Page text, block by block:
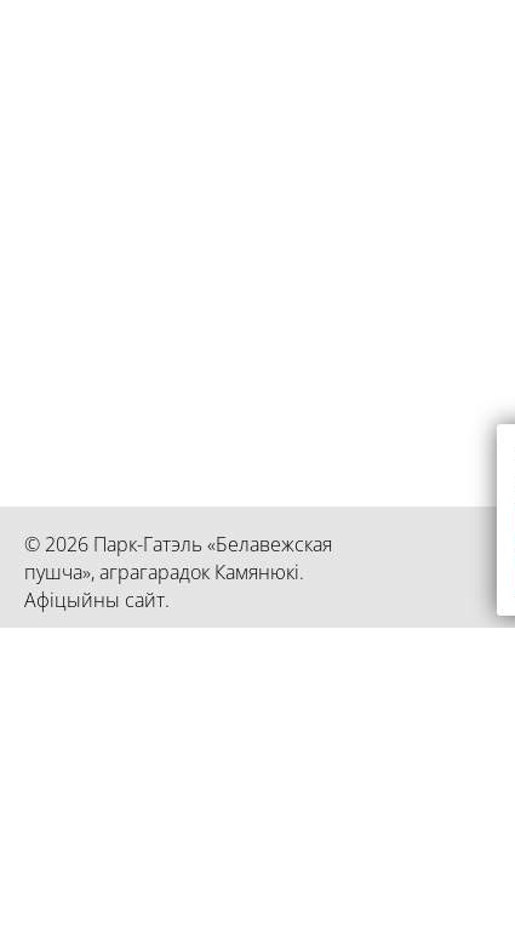
© 2026 Парк-Гатэль «Белавежская
пушча», аграгарадок Камянюкі.
Афіцыйны сайт.